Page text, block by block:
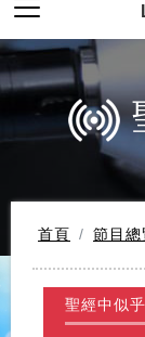
首頁 節目總
聖經中似